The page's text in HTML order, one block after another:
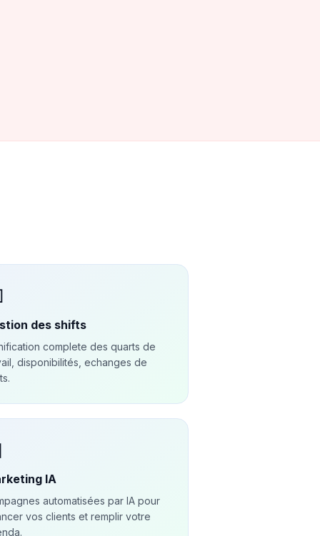
des shifts
complete des quarts de
disponibilités, echanges de
IA
automatisées par IA pour
vos clients et remplir votre